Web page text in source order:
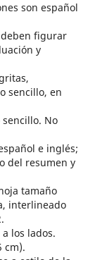
son español
figurar
y
sencillo, en
No
e inglés;
del resumen y
tamaño
interlineado
los lados.
cm).